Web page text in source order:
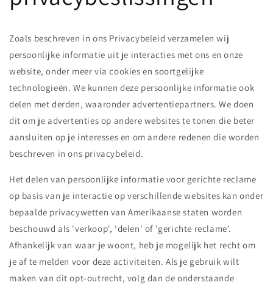
Zoals beschreven in ons Privacybeleid verzamelen wij
persoonlijke informatie uit je interacties met ons en onze
website, onder meer via cookies en soortgelijke
technologieën. We kunnen deze persoonlijke informatie ook
delen met derden, waaronder advertentiepartners. We doen
dit om je advertenties op andere websites te tonen die beter
aansluiten op je interesses en om andere redenen die worden
beschreven in ons privacybeleid.
Het delen van persoonlijke informatie voor gerichte reclame
op basis van je interactie op verschillende websites kan onder
bepaalde privacywetten van Amerikaanse staten worden
beschouwd als 'verkoop', 'delen' of 'gerichte reclame'.
Afhankelijk van waar je woont, heb je mogelijk het recht om
je af te melden voor deze activiteiten. Als je gebruik wilt
maken van dit opt-outrecht, volg dan de onderstaande